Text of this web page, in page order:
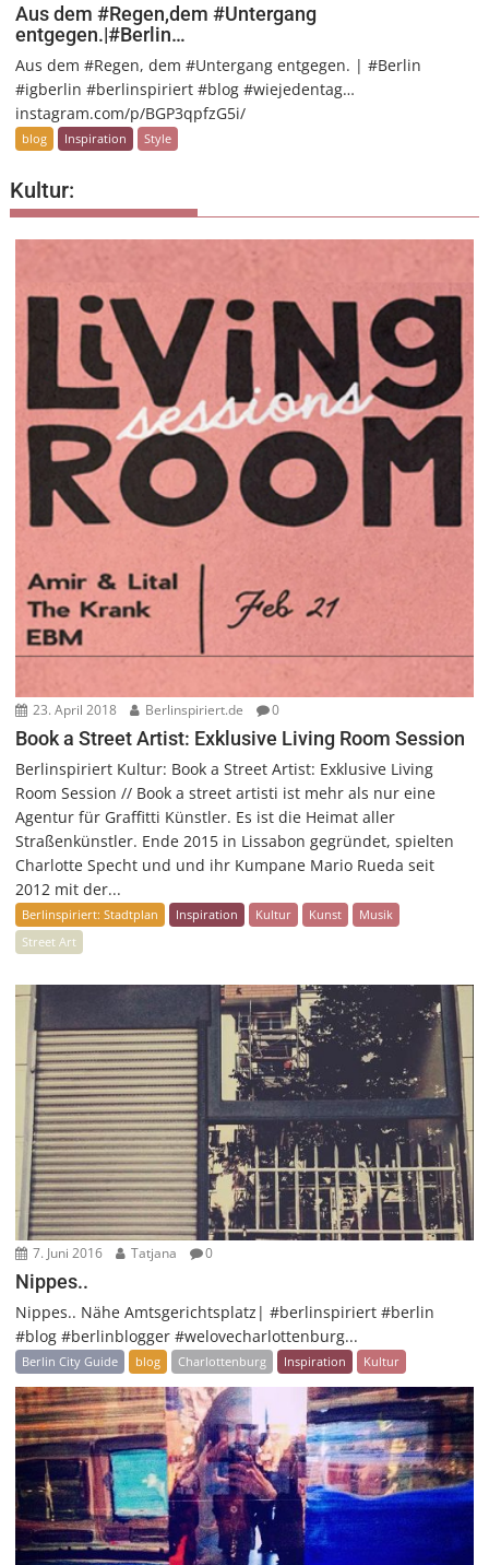
Aus dem #Regen,dem #Untergang
entgegen.|#Berlin…
Aus dem #Regen, dem #Untergang entgegen. | #Berlin
#igberlin #berlinspiriert #blog #wiejedentag…
instagram.com/p/BGP3qpfzG5i/
blog Inspiration Style
Kultur:
23. April 2018 Berlinspiriert.de 0
Book a Street Artist: Exklusive Living Room Session
Berlinspiriert Kultur: Book a Street Artist: Exklusive Living
Room Session // Book a street artisti ist mehr als nur eine
Agentur für Graffitti Künstler. Es ist die Heimat aller
Straßenkünstler. Ende 2015 in Lissabon gegründet, spielten
Charlotte Specht und und ihr Kumpane Mario Rueda seit
2012 mit der...
Berlinspiriert: Stadtplan Inspiration Kultur Kunst
Musik
Street Art
7. Juni 2016 Tatjana 0
Nippes..
Nippes.. Nähe Amtsgerichtsplatz| #berlinspiriert #berlin
#blog #berlinblogger #welovecharlottenburg...
Berlin City Guide blog Charlottenburg Inspiration Kultur